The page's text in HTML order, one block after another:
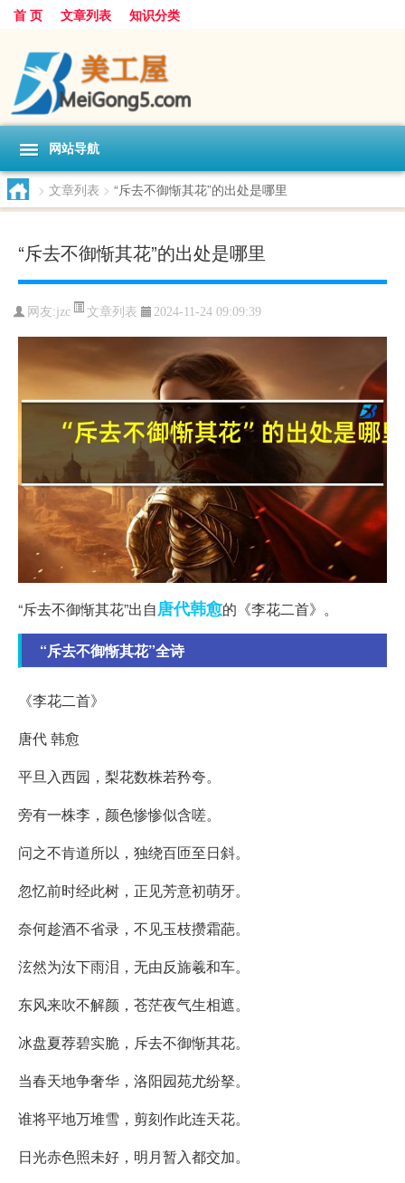
首 页 文章列表 知识分类
网站导航
> 文章列表 > “斥去不御惭其花”的出处是哪里
“斥去不御惭其花”的出处是哪里
网友:jzc 文章列表 2024-11-24 09:09:39
“斥去不御惭其花”出自唐代韩愈的《李花二首》。
“斥去不御惭其花”全诗
《李花二首》
唐代 韩愈
平旦入西园，梨花数株若矜夸。
旁有一株李，颜色惨惨似含嗟。
问之不肯道所以，独绕百匝至日斜。
忽忆前时经此树，正见芳意初萌牙。
奈何趁酒不省录，不见玉枝攒霜葩。
泫然为汝下雨泪，无由反旆羲和车。
东风来吹不解颜，苍茫夜气生相遮。
冰盘夏荐碧实脆，斥去不御惭其花。
当春天地争奢华，洛阳园苑尤纷拏。
谁将平地万堆雪，剪刻作此连天花。
日光赤色照未好，明月暂入都交加。